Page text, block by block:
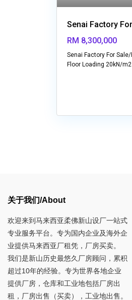
Senai Factory
RM 8,300,000
Senai Factory For
Floor Loading 20kN/
关于我们/About
欢迎来到马来西亚柔佛新山设厂一站式
专业服务平台。专为国内企业及海外企
业提供马来西亚厂租凭，厂房买卖。
我们是新山历史最悠久厂房顾问，累积
超过10年的经验。专为世界各地企业
提供厂房，仓库和工业地包括厂房出
租，厂房出售（买卖），工业地出售。